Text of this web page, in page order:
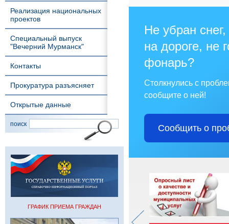
Реализация национальных
проектов
Специальный выпуск
"Вечерний Мурманск"
Контакты
Прокуратура разъясняет
Открытые данные
поиск
ГРАФИК ПРИЕМА ГРАЖДАН
Не убран
на дороге, не
фонарь?
Столкнулись с
сообщите о ней!
Сообщить о